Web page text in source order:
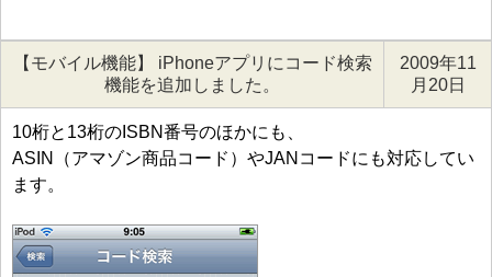
【モバイル機能】 iPhoneアプリにコード検索
機能を追加しました。
2009年11
月20日
10桁と13桁のISBN番号のほかにも、
ASIN（アマゾン商品コード）やJANコードにも対応してい
ます。